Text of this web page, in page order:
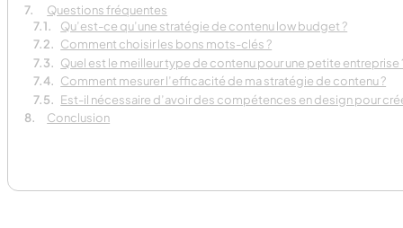
Questions fréquentes
Qu’est-ce qu’une stratégie de contenu low budget ?
Comment choisir les bons mots-clés ?
Quel est le meilleur type de contenu pour une petite entreprise
Comment mesurer l’efficacité de ma stratégie de contenu ?
Est-il nécessaire d’avoir des compétences en design pour
Conclusion